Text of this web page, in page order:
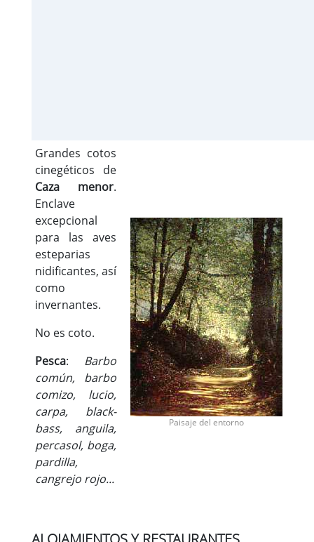
Grandes cotos
cinegéticos de
Caza menor.
Enclave
excepcional
para las aves
esteparias
nidificantes, así
como
invernantes.
No es coto.
Pesca: Barbo
común, barbo
comizo, lucio,
carpa, black-
bass, anguila,
percasol, boga,
pardilla,
cangrejo rojo...
Paisaje del entorno